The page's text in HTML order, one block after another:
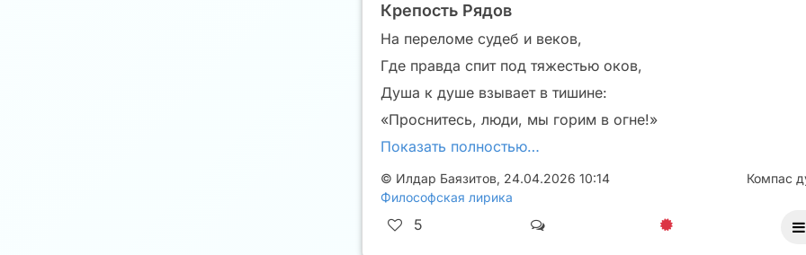
Крепость Рядов
На переломе судеб и веков,
Где правда спит под тяжестью оков,
Душа к душе взывает в тишине:
«Проснитесь, люди, мы горим в огне!»
Показать полностью…
© Илдар Баязитов, 24.04.2026 10:14
Философская лирика
Компас
5